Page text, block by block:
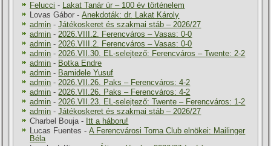
Felucci - Lakat Tanár úr – 100 év történelem
Lovas Gábor -Anekdoták: dr. Lakat Károly
admin -Játékoskeret és szakmai stáb – 2026/27
admin -2026.VIII.2. Ferencváros – Vasas: 0-0
admin -2026.VIII.2. Ferencváros – Vasas: 0-0
admin -2026.VII.30. EL-selejtező: Ferencváros – Twente: 2-2
admin - Botka Endre
admin - Bamidele Yusuf
admin -2026.VII.26. Paks – Ferencváros: 4-2
admin -2026.VII.26. Paks – Ferencváros: 4-2
admin -2026.VII.23. EL-selejtező: Twente – Ferencváros: 1-2
admin -Játékoskeret és szakmai stáb – 2026/27
Charbel Bouja- Itt a háboru!
Lucas Fuentes -A Ferencvárosi Torna Club elnökei: Mailinger
Béla